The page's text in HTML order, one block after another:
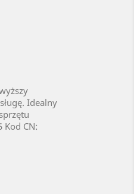
Idealny
Kod CN: